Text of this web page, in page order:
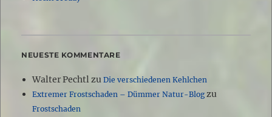
NEUESTE KOMMENTARE
Walter Pechtlzu Die verschiedenen Kehlchen
Extremer Frostschaden – Dümmer Natur-Blogzu
Frostschaden